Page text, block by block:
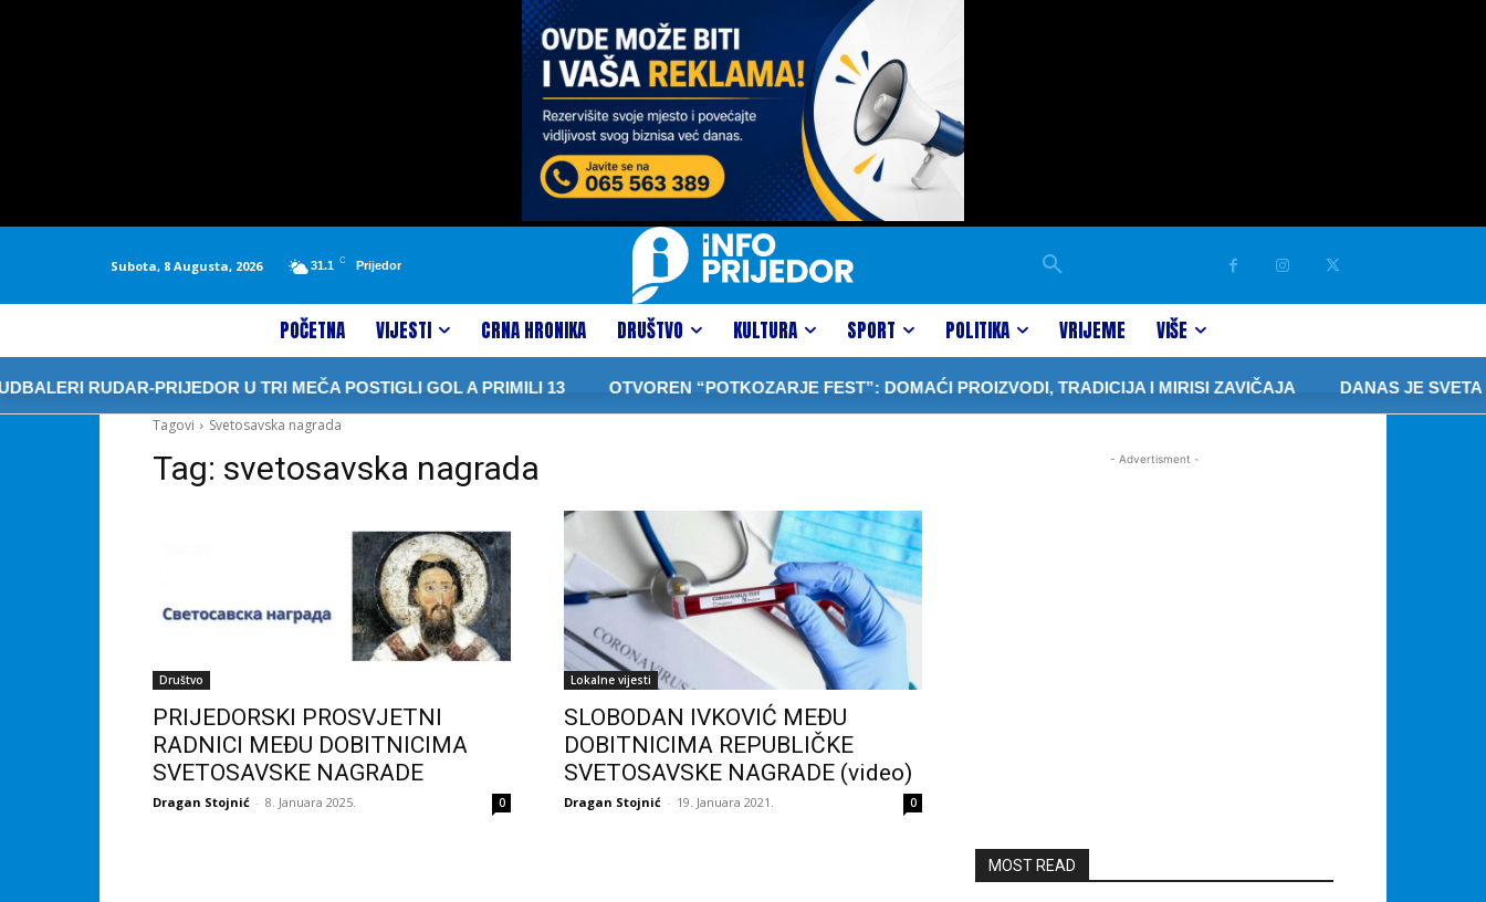
Subota, 8 Augusta, 2026 31.1 C Prijedor
POČETNA VIJESTI CRNA HRONIKA DRUŠTVO KULTURA SPORT POLITIKA VRIJEME VIŠE
RUDAR-PRIJEDOR U TRI MEČA POSTIGLI GOL A PRIMILI 13 OTVOREN “POTKOZARJE FEST”: DOMAĆI PROIZVODI, TRADICIJA I MIRISI ZAVIČAJA
DANAS JE SVETA
Tagovi
Svetosavska nagrada
Tag: svetosavska nagrada
Društvo
PRIJEDORSKI PROSVJETNI
RADNICI MEĐU DOBITNICIMA
SVETOSAVSKE NAGRADE
Dragan Stojnić - 8. Januara 2025. 0
Lokalne vijesti
SLOBODAN IVKOVIĆ MEĐU
DOBITNICIMA REPUBLIČKE
SVETOSAVSKE NAGRADE (video)
Dragan Stojnić - 19. Januara 2021. 0
- Advertisment -
MOST READ